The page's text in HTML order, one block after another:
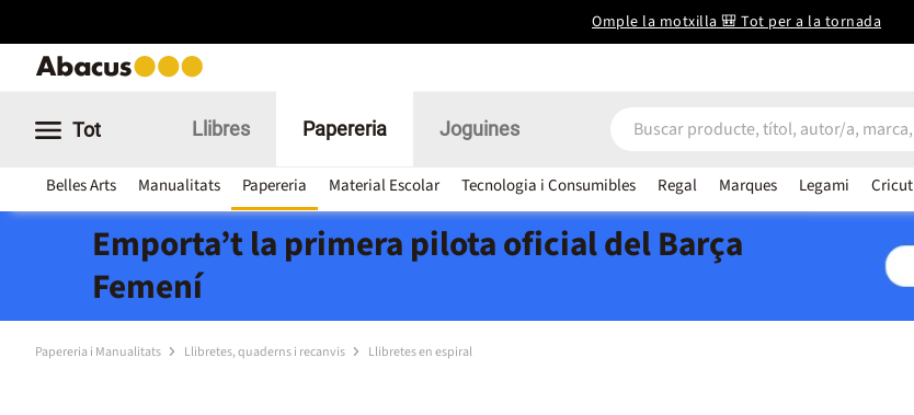
Omple la motxilla 🎒 Tot per a la tornada
Tot Llibres Papereria
Belles Arts Manualitats Papereria Material Escolar Tecnologia i Consumibles Regal Marques Legami Cricut
Joguines
Emporta’t la primera pilota oficial del Barça
Femení
Papereria i Manualitats Llibretes, quaderns i recanvis Llibretes en espiral